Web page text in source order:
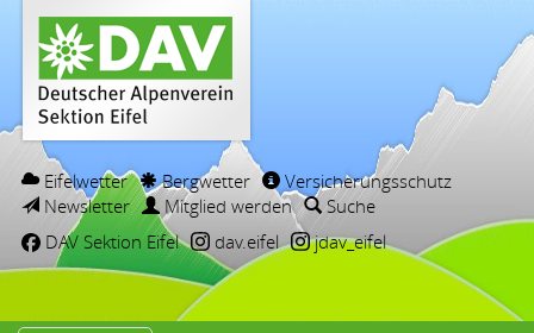
Eifelwetter Bergwetter
Versicherungsschutz
Newsletter
Mitglied werden
Suche
DAV Sektion Eifel
dav.eifel jdav_eifel